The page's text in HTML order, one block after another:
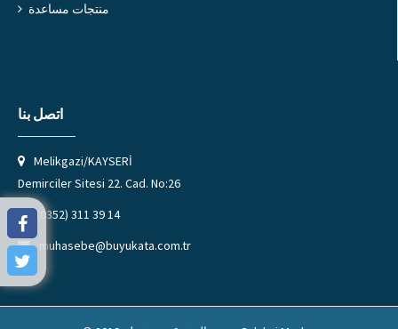
منتجات مساعدة
اتصل بنا
Melikgazi/KAYSERİ
Demirciler Sitesi 22. Cad. No:26
(0352) 311 39 14
muhasebe@buyukata.com.tr